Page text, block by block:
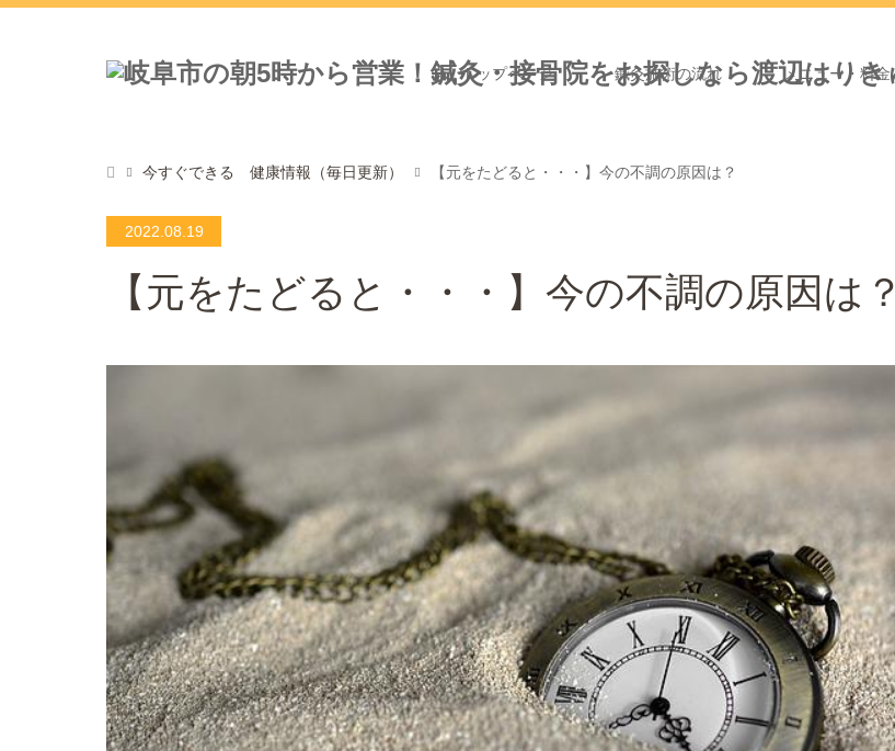
トップページ 鍼灸施術の流れ メニュー・料金
今すぐできる 健康情報（毎日更新） 【元をたどると・・・】今の不調の原因は？
2022.08.19
【元をたどると・・・】今の不調の原因は？